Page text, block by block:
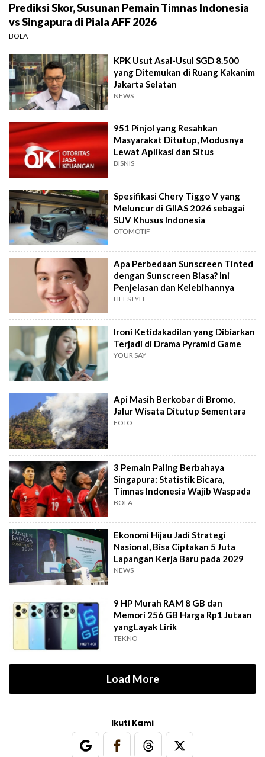
Prediksi Skor, Susunan Pemain Timnas Indonesia
vs Singapura di Piala AFF 2026
BOLA
KPK Usut Asal-Usul SGD 8.500
yang Ditemukan di Ruang Kakanim
Jakarta Selatan
NEWS
951 Pinjol yang Resahkan
Masyarakat Ditutup, Modusnya
Lewat Aplikasi dan Situs
BISNIS
Spesifikasi Chery Tiggo V yang
Meluncur di GIIAS 2026 sebagai
SUV Khusus Indonesia
OTOMOTIF
Apa Perbedaan Sunscreen Tinted
dengan Sunscreen Biasa? Ini
Penjelasan dan Kelebihannya
LIFESTYLE
Ironi Ketidakadilan yang Dibiarkan
Terjadi di Drama Pyramid Game
YOUR SAY
Api Masih Berkobar di Bromo,
Jalur Wisata Ditutup Sementara
FOTO
3 Pemain Paling Berbahaya
Singapura: Statistik Bicara,
Timnas Indonesia Wajib Waspada
BOLA
Ekonomi Hijau Jadi Strategi
Nasional, Bisa Ciptakan 5 Juta
Lapangan Kerja Baru pada 2029
NEWS
9 HP Murah RAM 8 GB dan
Memori 256 GB Harga Rp1 Jutaan
yangLayak Lirik
TEKNO
Load More
Ikuti Kami